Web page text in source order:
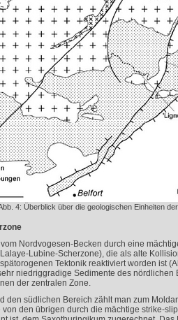
4: Überblick über die geologischen Einheiten
Nordvogesen-Becken durch eine
Lubine-Scherzone), die als alte
Tektonik reaktiviert worden ist
niedriggradige Sedimente des nördlichen
der zentralen Zone.
den südlichen Bereich zählt man zum
den übrigen durch die mächtige strike-